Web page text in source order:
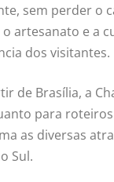
sem perder o
artesanato e a
dos visitantes.
de Brasília, a
para
as diversas
Sul.